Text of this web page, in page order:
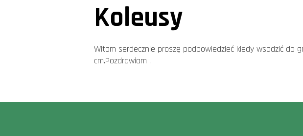
Koleusy
Witam serdecznie proszę podpowiedzieć kiedy wsadzić do
cm.Pozdrawiam .